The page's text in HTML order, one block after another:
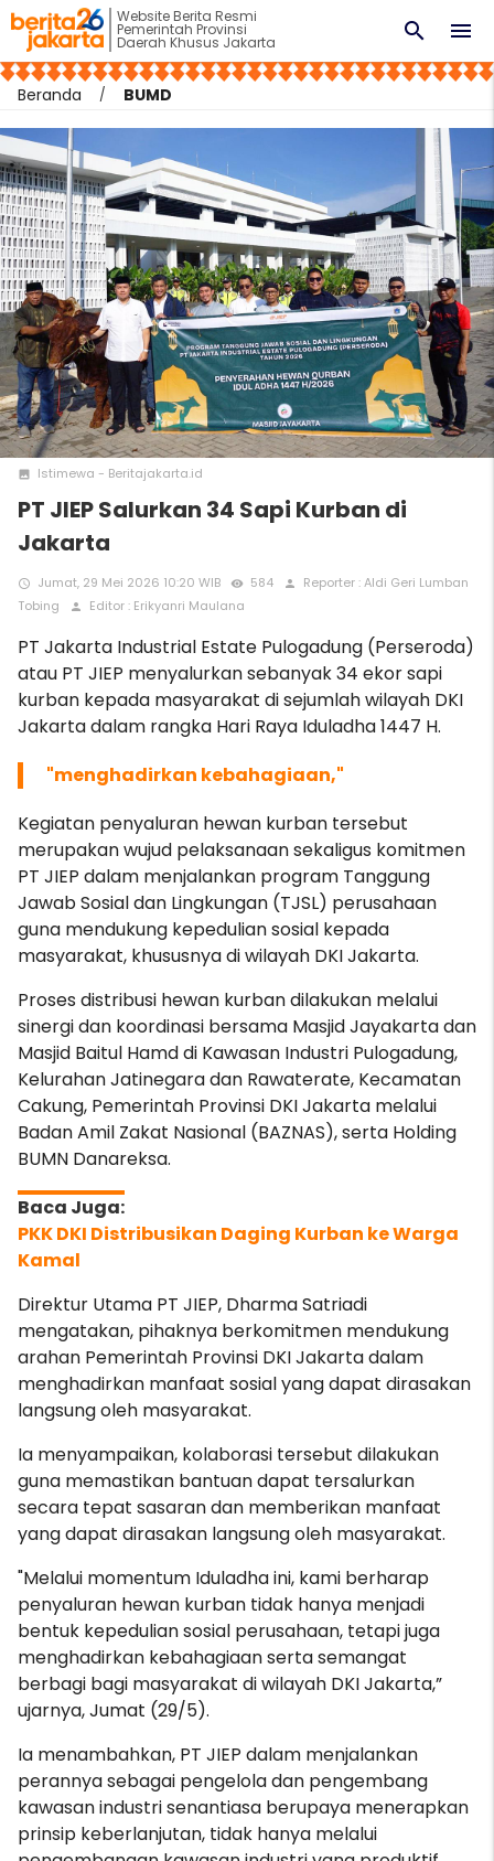
Website Berita Resmi
Pemerintah Provinsi
Daerah Khusus Jakarta menu
search
Beranda BUMD
photo Istimewa - Beritajakarta.id
PT JIEP Salurkan 34 Sapi Kurban di
Jakarta
access_time Jumat, 29 Mei 2026 10:20 WIB remove_red_eye 584 person
Reporter : Aldi Geri Lumban
Tobing
person Editor : Erikyanri Maulana
PT Jakarta Industrial Estate Pulogadung (Perseroda)
atau PT JIEP menyalurkan sebanyak 34 ekor sapi
kurban kepada masyarakat di sejumlah wilayah DKI
Jakarta dalam rangka Hari Raya Iduladha 1447 H.
"menghadirkan kebahagiaan,"
Kegiatan penyaluran hewan kurban tersebut
merupakan wujud pelaksanaan sekaligus komitmen
PT JIEP dalam menjalankan program Tanggung
Jawab Sosial dan Lingkungan (TJSL) perusahaan
guna mendukung kepedulian sosial kepada
masyarakat, khususnya di wilayah DKI Jakarta.
Proses distribusi hewan kurban dilakukan melalui
sinergi dan koordinasi bersama Masjid Jayakarta dan
Masjid Baitul Hamd di Kawasan Industri Pulogadung,
Kelurahan Jatinegara dan Rawaterate, Kecamatan
Cakung, Pemerintah Provinsi DKI Jakarta melalui
Badan Amil Zakat Nasional (BAZNAS), serta Holding
BUMN Danareksa.
PKK DKI Distribusikan Daging Kurban ke Warga
Kamal
Direktur Utama PT JIEP, Dharma Satriadi
mengatakan, pihaknya berkomitmen mendukung
arahan Pemerintah Provinsi DKI Jakarta dalam
menghadirkan manfaat sosial yang dapat dirasakan
langsung oleh masyarakat.
Ia menyampaikan, kolaborasi tersebut dilakukan
guna memastikan bantuan dapat tersalurkan
secara tepat sasaran dan memberikan manfaat
yang dapat dirasakan langsung oleh masyarakat.
"Melalui momentum Iduladha ini, kami berharap
penyaluran hewan kurban tidak hanya menjadi
bentuk kepedulian sosial perusahaan, tetapi juga
menghadirkan kebahagiaan serta semangat
berbagi bagi masyarakat di wilayah DKI Jakarta,”
ujarnya, Jumat (29/5).
Ia menambahkan, PT JIEP dalam menjalankan
perannya sebagai pengelola dan pengembang
kawasan industri senantiasa berupaya menerapkan
prinsip keberlanjutan, tidak hanya melalui